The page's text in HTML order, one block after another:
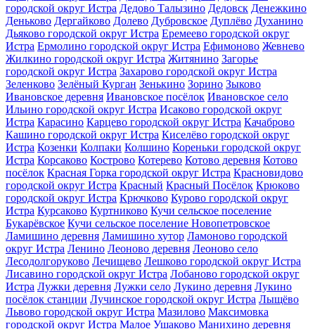
городской округ Истра Дедово Талызино Дедовск Денежкино
Деньково Дергайково Долево Дубровское Дуплёво Духанино
Дьяково городской округ Истра Еремеево городской округ
Истра Ермолино городской округ Истра Ефимоново Жевнево
Жилкино городской округ Истра Житянино Загорье
городской округ Истра Захарово городской округ Истра
Зеленково Зелёный Курган Зенькино Зорино Зыково
Ивановское деревня Ивановское посёлок Ивановское село
Ильино городской округ Истра Исаково городской округ
Истра Карасино Карцево городской округ Истра Качаброво
Кашино городской округ Истра Киселёво городской округ
Истра Козенки Колпаки Колшино Кореньки городской округ
Истра Корсаково Кострово Котерево Котово деревня Котово
посёлок Красная Горка городской округ Истра Красновидово
городской округ Истра Красный Красный Посёлок Крюково
городской округ Истра Крючково Курово городской округ
Истра Курсаково Куртниково Кучи сельское поселение
Букарёвское Кучи сельское поселение Новопетровское
Ламишино деревня Ламишино хутор Ламоново городской
округ Истра Ленино Леоново деревня Леоново село
Лесодолгоруково Лечищево Лешково городской округ Истра
Лисавино городской округ Истра Лобаново городской округ
Истра Лужки деревня Лужки село Лукино деревня Лукино
посёлок станции Лучинское городской округ Истра Лыщёво
Львово городской округ Истра Мазилово Максимовка
городской округ Истра Малое Ушаково Манихино деревня